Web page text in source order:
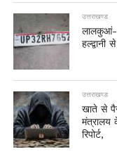
उत्तराखण्ड
लालकुआं-
उत्तराखण्ड
खाते से
मंत्रालय
रिपोर्ट,